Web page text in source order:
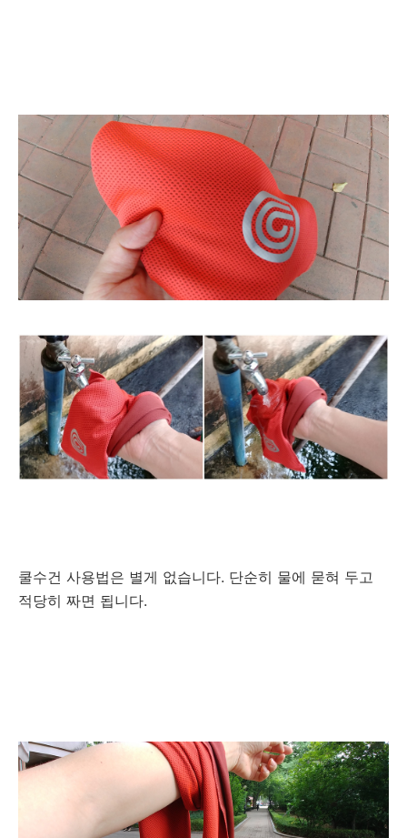
쿨수건 사용법은 별게 없습니다. 단순히 물에 묻혀 두고
적당히 짜면 됩니다.